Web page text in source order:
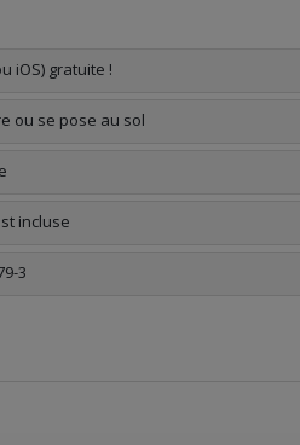
iOS) gratuite !
ou se pose au sol
incluse
3